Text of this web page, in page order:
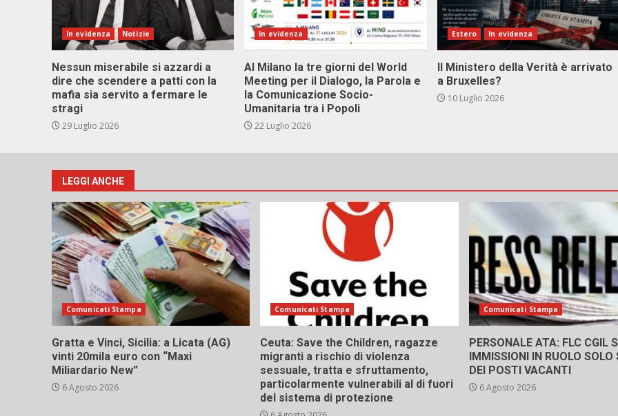
In evidenza Notizie
Nessun miserabile si azzardi a
dire che scendere a patti con la
mafia sia servito a fermare le
stragi
29 Luglio 2026
In evidenza
Al Milano la tre giorni del World
Meeting per il Dialogo, la Parola e
la Comunicazione Socio-
Umanitaria tra i Popoli
22 Luglio 2026
Estero In evidenza
Il Ministero della Verità è arrivato
a Bruxelles?
10 Luglio 2026
LEGGI ANCHE
Comunicati Stampa
Gratta e Vinci, Sicilia: a Licata (AG)
vinti 20mila euro con “Maxi
Miliardario New”
6 Agosto 2026
Comunicati Stampa
Ceuta: Save the Children, ragazze
migranti a rischio di violenza
sessuale, tratta e sfruttamento,
particolarmente vulnerabili al di fuori
del sistema di protezione
Comunicati Stampa
PERSONALE ATA: FLC CGIL
IMMISSIONI IN RUOLO SOLO
DEI POSTI VACANTI
6 Agosto 2026